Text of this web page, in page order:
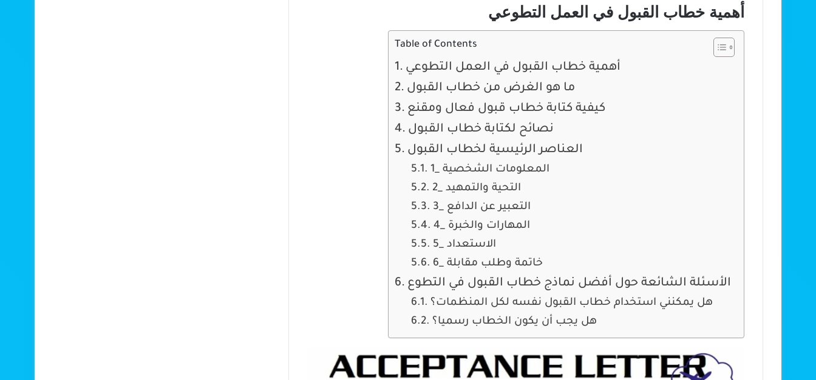
أهمية خطاب القبول في العمل التطوعي
Table of Contents
أهمية خطاب القبول في العمل التطوعي
ما هو الغرض من خطاب القبول
كيفية كتابة خطاب قبول فعال ومقنع
نصائح لكتابة خطاب القبول
العناصر الرئيسية لخطاب القبول
1_ المعلومات الشخصية
2_ التحية والتمهيد
3_ التعبير عن الدافع
4_ المهارات والخبرة
5_ الاستعداد
6_ خاتمة وطلب مقابلة
الأسئلة الشائعة حول أفضل نماذج خطاب القبول في التطوع
هل يمكنني استخدام خطاب القبول نفسه لكل المنظمات؟
هل يجب أن يكون الخطاب رسميا؟